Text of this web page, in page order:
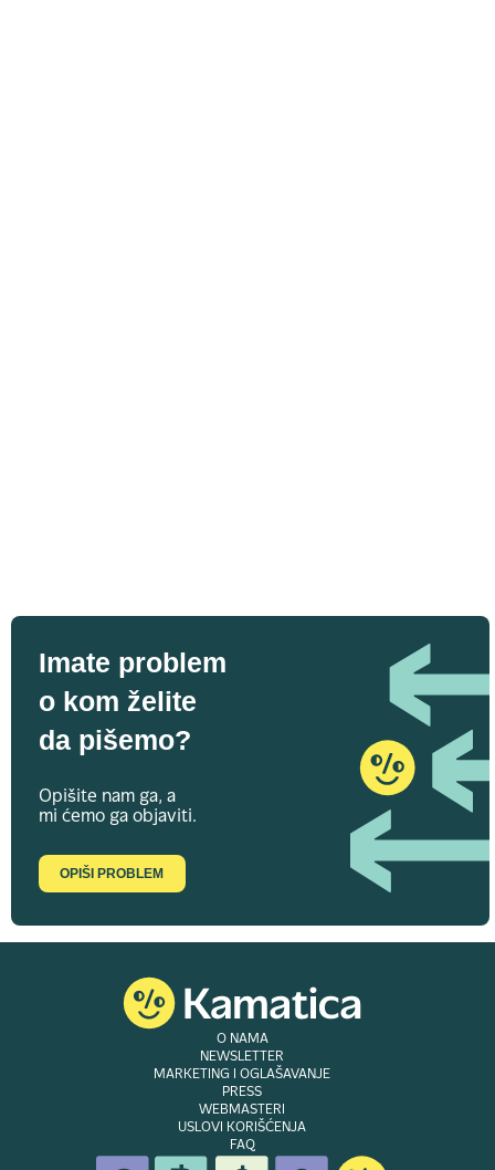
Imate problem
o kom želite
da pišemo?
Opišite nam ga, a
mi ćemo ga objaviti.
OPIŠI PROBLEM
O NAMA
NEWSLETTER
MARKETING I OGLAŠAVANJE
PRESS
WEBMASTERI
USLOVI KORIŠĆENJA
FAQ